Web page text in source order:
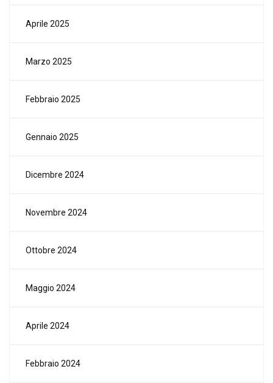
Aprile 2025
Marzo 2025
Febbraio 2025
Gennaio 2025
Dicembre 2024
Novembre 2024
Ottobre 2024
Maggio 2024
Aprile 2024
Febbraio 2024